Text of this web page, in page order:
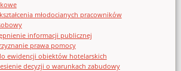
młodocianych pracowników
informacji publicznej
prawa pomocy
ewidencji obiektów hotelarskich
decyzji o warunkach zabudowy